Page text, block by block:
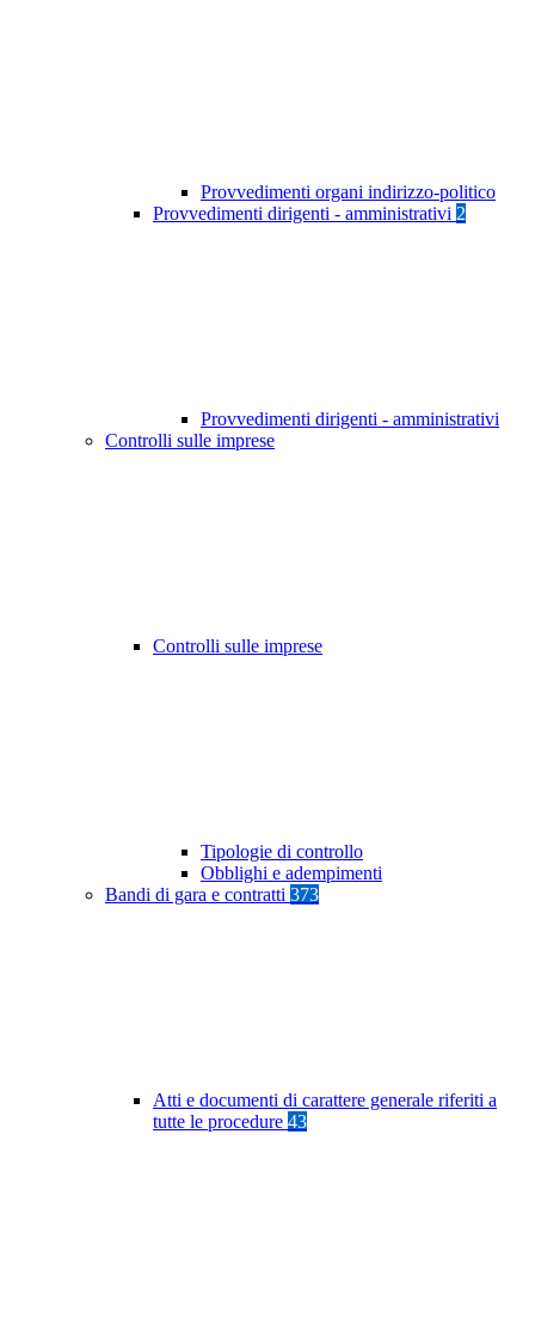
Provvedimenti organi indirizzo-politico
Provvedimenti dirigenti - amministrativi 2
Provvedimenti dirigenti - amministrativi
Controlli sulle imprese
Controlli sulle imprese
Tipologie di controllo
Obblighi e adempimenti
Bandi di gara e contratti 373
Atti e documenti di carattere generale riferiti a
tutte le procedure 43